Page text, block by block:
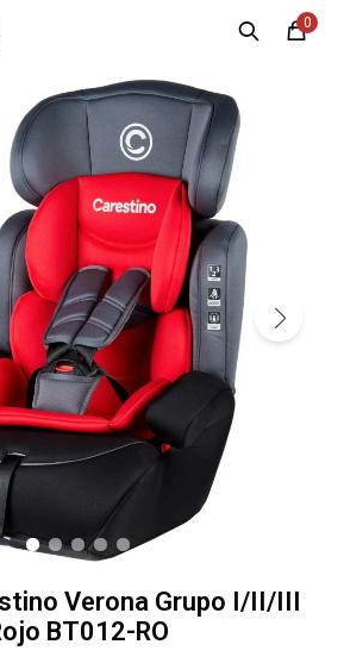
0
Verona Grupo I/II/III
BT012-RO
MI CUENTA
Contacto Sucursales